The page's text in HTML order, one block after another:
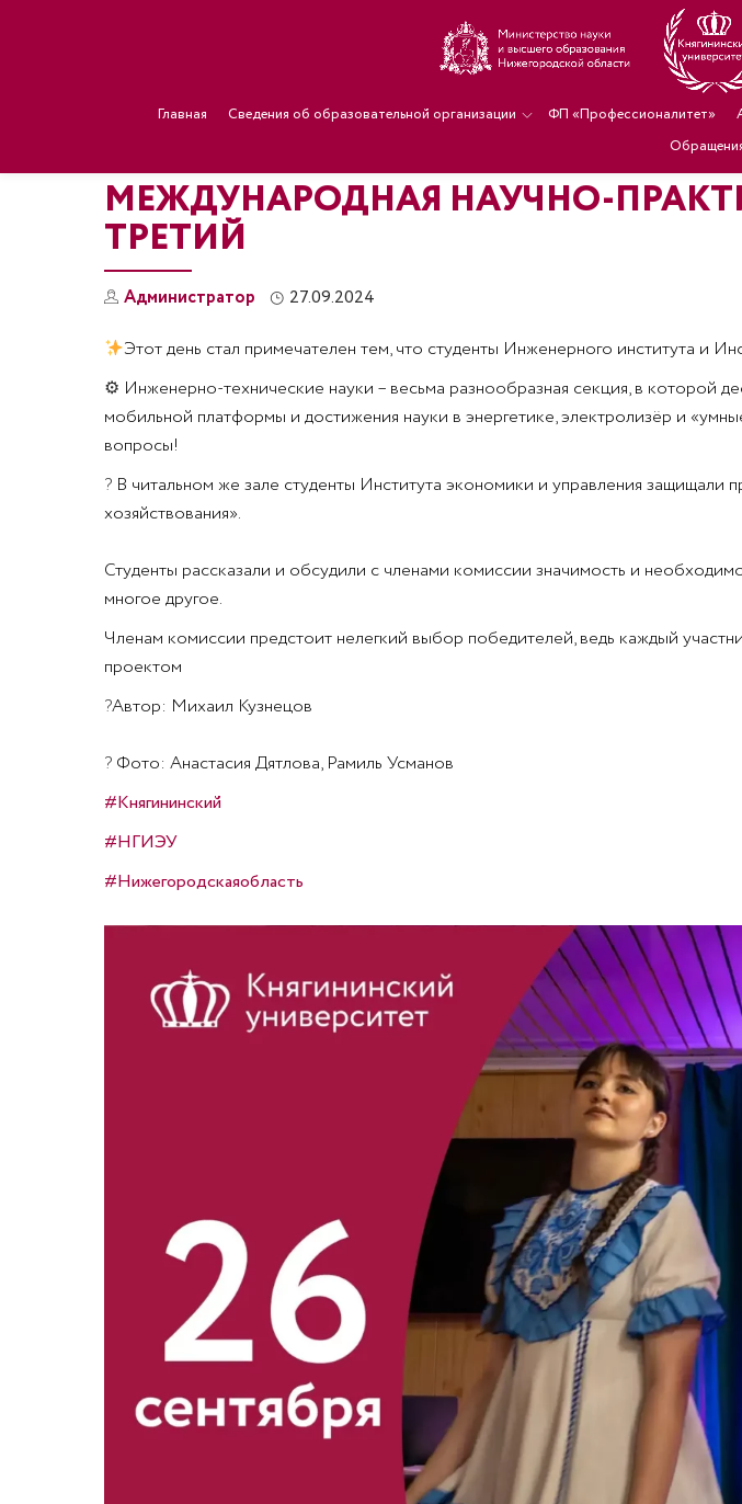
Главная Сведения об образовательной организации ФП «Профессионалитет»
МЕЖДУНАРОДНАЯ НАУЧНО-
ТРЕТИЙ
Администратор 27.09.2024
Этот день стал примечателен тем, что студенты Инженерного института и
⚙ Инженерно-технические науки – весьма разнообразная секция, в которой
мобильной платформы и достижения науки в энергетике, электролизёр и
вопросы!
?В читальном же зале студенты Института экономики и управления
хозяйствования».
Студенты рассказали и обсудили с членами комиссии значимость и
многое другое.
Членам комиссии предстоит нелегкий выбор победителей, ведь каждый
проектом
?Автор: Михаил Кузнецов
?Фото: Анастасия Дятлова, Рамиль Усманов
#Княгининский
#НГИЭУ
#Нижегородскаяобласть